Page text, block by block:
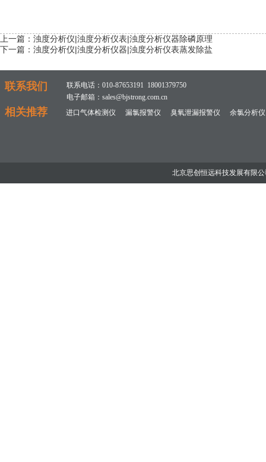
上一篇： 浊度分析仪|浊度分析仪表|浊度分析仪器除磷原理
下一篇： 浊度分析仪|浊度分析仪器|浊度分析仪表蒸发除盐
联系我们
联系电话：010-87653191 18001379750
电子邮箱：sales@bjstrong.com.cn
相关推荐 进口气体检测仪 漏氯报警仪 臭氧泄漏报警仪 余氯分析仪
北京思创恒远科技发展有限